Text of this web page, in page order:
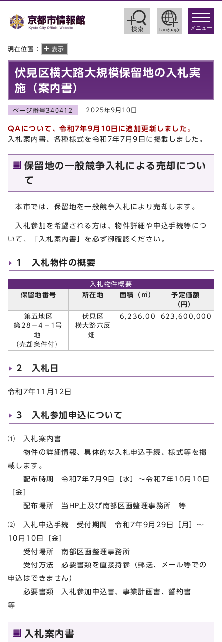
toggle
メニュー
現在位置： 表示
伏見区横大路大規模保留地の入札実
施（案内書）
ページ番号340412 2025年9月10日
QAについて、令和7年9月10日に追加更新しました。
入札案内書、各種様式を令和7年7月9日に掲載しました。
保留地の一般競争入札による売却につい
て
本市では、保留地を一般競争入札により売却します。
入札参加を希望される方は、物件詳細や申込手続等につ
いて、「入札案内書」を必ず御確認ください。
1 入札物件の概要
入札物件概要
保留地番号
所在地 面積（㎡）
予定価額
（円）
第五地区
第28－4－1号
地
（売却条件付）
伏見区
横大路六反
畑
6,236.00 623,600,000
2 入札日
令和7年11月12日
3 入札参加申込について
⑴ 入札案内書
物件の詳細情報、具体的な入札申込手続、様式等を掲
載します。
配布時期 令和7年7月9日［水］～令和7年10月10日
［金］
配布場所 当HP上及び南部区画整理事務所 等
⑵ 入札申込手続 受付期間 令和7年9月29日［月］～
10月10日［金］
受付場所 南部区画整理事務所
受付方法 必要書類を直接持参（郵送、メール等での
申込はできません）
必要書類 入札参加申込書、事業計画書、誓約書
等
入札案内書